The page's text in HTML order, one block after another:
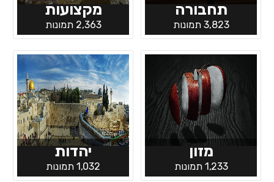
תחבורה
3,823 תמונות
מקצועות
2,363 תמונות
מזון
1,233 תמונות
יהדות
1,032 תמונות